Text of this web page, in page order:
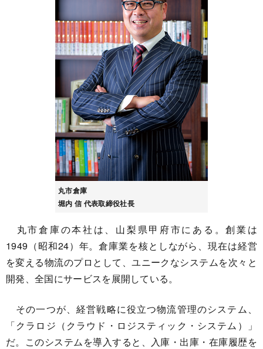
丸市倉庫
堀内 信 代表取締役社長
丸市倉庫の本社は、山梨県甲府市にある。創業は
1949（昭和24）年。倉庫業を核としながら、現在は経営
を変える物流のプロとして、ユニークなシステムを次々と
開発、全国にサービスを展開している。
その一つが、経営戦略に役立つ物流管理のシステム、
「クラロジ（クラウド・ロジスティック・システム）」
だ。このシステムを導入すると、入庫・出庫・在庫履歴を